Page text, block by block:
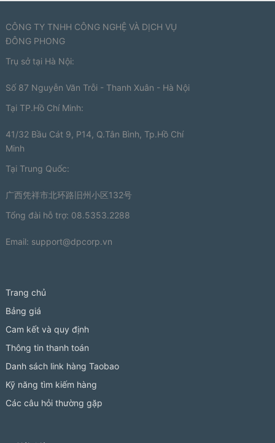
CÔNG TY TNHH CÔNG NGHỆ VÀ DỊCH VỤ
ĐÔNG PHONG
Trụ sở tại Hà Nội:
Số 87 Nguyễn Văn Trỗi - Thanh Xuân - Hà Nội
Tại TP.Hồ Chí Minh:
41/32 Bầu Cát 9, P14, Q.Tân Bình, Tp.Hồ Chí
Minh
Tại Trung Quốc:
广西凭祥市北环路旧州小区132号
Tổng đài hỗ trợ: 08.5353.2288
Email: support@dpcorp.vn
Trang chủ
Bảng giá
Cam kết và quy định
Thông tin thanh toán
Danh sách link hàng Taobao
Kỹ năng tìm kiếm hàng
Các câu hỏi thường gặp